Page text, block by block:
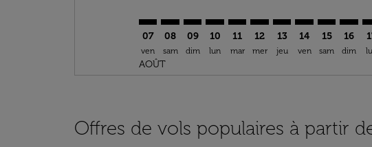
07
ven
AOÛT
08
sam
09
dim
10
lun
11
mar
12
mer
13
jeu
14
ven
15
sam
16
dim
Offres de vols populaires à partir